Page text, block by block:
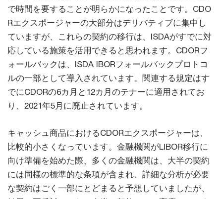
で時間を要することが明らかになったことです。CDO
Rエクスポージャーの大部分はデリバティブに集中し
ていますが、これらの契約の移行は、ISDAがすでに対
応している施策を活用できると思われます。CDORフ
ォールバックは、ISDA IBORフォールバックプロトコ
ルの一部として導入されています。関連する規定はす
でにCDORの6カ月と12カ月のテナーに適用されてお
り、2021年5月に廃止されています。
キャッシュ商品におけるCDORエクスポージャーは、
比較的小さくなっています。金融機関がLIBOR移行に
向け準備を始めた際、多くの金融機関は、大半の契約
には同様の標準的な条項が含まれ、詳細な分析が必要
な契約はごく一部にとどまると予想していましたが、